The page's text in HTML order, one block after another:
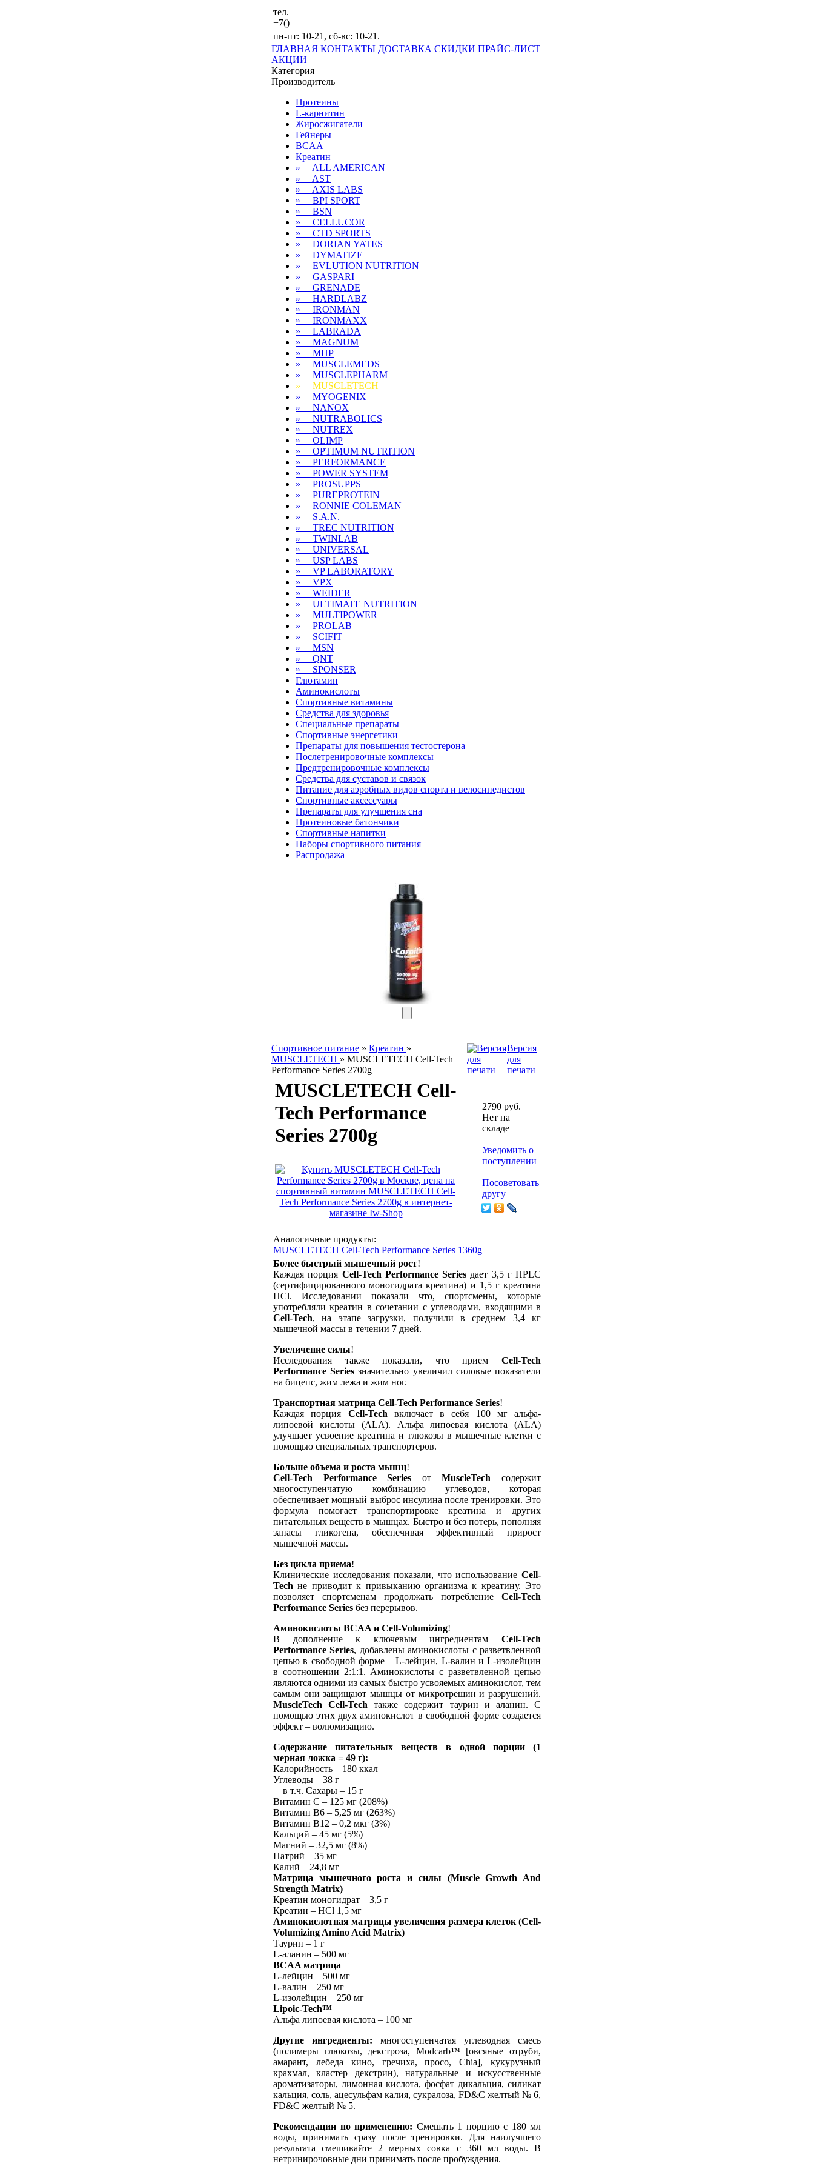
тел.
+7()
пн-пт: 10-21, сб-вс: 10-21.
ГЛАВНАЯ КОНТАКТЫ ДОСТАВКА СКИДКИ ПРАЙС-ЛИСТ
АКЦИИ
Категория
Производитель
Протеины
L-карнитин
Жиросжигатели
Гейнеры
BCAA
Креатин
» ALL AMERICAN
» AST
» AXIS LABS
» BPI SPORT
» BSN
» CELLUCOR
» CTD SPORTS
» DORIAN YATES
» DYMATIZE
» EVLUTION NUTRITION
» GASPARI
» GRENADE
» HARDLABZ
» IRONMAN
» IRONMAXX
» LABRADA
» MAGNUM
» MHP
» MUSCLEMEDS
» MUSCLEPHARM
» MUSCLETECH
» MYOGENIX
» NANOX
» NUTRABOLICS
» NUTREX
» OLIMP
» OPTIMUM NUTRITION
» PERFORMANCE
» POWER SYSTEM
» PROSUPPS
» PUREPROTEIN
» RONNIE COLEMAN
» S.A.N.
» TREC NUTRITION
» TWINLAB
» UNIVERSAL
» USP LABS
» VP LABORATORY
» VPX
» WEIDER
» ULTIMATE NUTRITION
» MULTIPOWER
» PROLAB
» SCIFIT
» MSN
» QNT
» SPONSER
Глютамин
Аминокислоты
Спортивные витамины
Средства для здоровья
Специальные препараты
Спортивные энергетики
Препараты для повышения тестостерона
Послетренировочные комплексы
Предтренировочные комплексы
Средства для суставов и связок
Питание для аэробных видов спорта и велосипедистов
Спортивные аксессуары
Препараты для улучшения сна
Протеиновые батончики
Спортивные напитки
Наборы спортивного питания
Распродажа
Спортивное питание » Креатин »
MUSCLETECH » MUSCLETECH Cell-Tech
Performance Series 2700g
Версия
для
печати
MUSCLETECH Cell-
Tech Performance
Series 2700g
2790 руб.
Нет на
складе
Уведомить о
поступлении
Посоветовать
другу
Аналогичные продукты:
MUSCLETECH Cell-Tech Performance Series 1360g
Более быстрый мышечный рост!
Каждая порция Cell-Tech Performance Series дает 3,5 г HPLC
(сертифицированного моногидрата креатина) и 1,5 г креатина
HCl. Исследовании показали что, спортсмены, которые
употребляли креатин в сочетании с углеводами, входящими в
Cell-Tech, на этапе загрузки, получили в среднем 3,4 кг
мышечной массы в течении 7 дней.
Увеличение силы!
Исследования также показали, что прием Cell-Tech
Performance Series значительно увеличил силовые показатели
на бицепс, жим лежа и жим ног.
Транспортная матрица Cell-Tech Performance Series!
Каждая порция Cell-Tech включает в себя 100 мг альфа-
липоевой кислоты (ALA). Альфа липоевая кислота (ALA)
улучшает усвоение креатина и глюкозы в мышечные клетки с
помощью специальных транспортеров.
Больше объема и роста мышц!
Cell-Tech Performance Series отMuscleTech содержит
многоступенчатую комбинацию углеводов, которая
обеспечивает мощный выброс инсулина после тренировки. Это
формула помогает транспортировке креатина и других
питательных веществ в мышцах. Быстро и без потерь, пополняя
запасы гликогена, обеспечивая эффективный прирост
мышечной массы.
Без цикла приема!
Клинические исследования показали, что использование Cell-
Tech не приводит к привыканию организма к креатину. Это
позволяет спортсменам продолжать потребление Cell-Tech
Performance Series без перерывов.
Аминокислоты BCAA и Cell-Volumizing!
В дополнение к ключевым ингредиентам Cell-Tech
Performance Series, добавлены аминокислоты с разветвленной
цепью в свободной форме – L-лейцин, L-валин и L-изолейцин
в соотношении 2:1:1. Аминокислоты с разветвленной цепью
являются одними из самых быстро усвояемых аминокислот, тем
самым они защищают мышцы от микротрещин и разрушений.
MuscleTech Cell-Tech также содержит таурин и аланин. С
помощью этих двух аминокислот в свободной форме создается
эффект – волюмизацию.
Содержание питательных веществ в одной порции (1
мерная ложка = 49 г):
Калорийность – 180 ккал
Углеводы – 38 г
в т.ч. Сахары – 15 г
Витамин C – 125 мг (208%)
Витамин B6 – 5,25 мг (263%)
Витамин B12 – 0,2 мкг (3%)
Кальций – 45 мг (5%)
Магний – 32,5 мг (8%)
Натрий – 35 мг
Калий – 24,8 мг
Матрица мышечного роста и силы (Muscle Growth And
Strength Matrix)
Креатин моногидрат – 3,5 г
Креатин – HCl 1,5 мг
Аминокислотная матрицы увеличения размера клеток (Cell-
Volumizing Amino Acid Matrix)
Таурин – 1 г
L-аланин – 500 мг
BCAA матрица
L-лейцин – 500 мг
L-валин – 250 мг
L-изолейцин – 250 мг
Lipoic-Tech™
Альфа липоевая кислота – 100 мг
Другие ингредиенты: многоступенчатая углеводная смесь
(полимеры глюкозы, декстроза, Modcarb™ [овсяные отруби,
амарант, лебеда кино, гречиха, просо, Chia], кукурузный
крахмал, кластер декстрин), натуральные и искусственные
ароматизаторы, лимонная кислота, фосфат дикальция, силикат
кальция, соль, ацесульфам калия, сукралоза, FD&C желтый № 6,
FD&C желтый № 5.
Рекомендации по применению: Смешать 1 порцию с 180 мл
воды, принимать сразу после тренировки. Для наилучшего
результата смешивайте 2 мерных совка с 360 мл воды. В
нетринирочовные дни принимать после пробуждения.